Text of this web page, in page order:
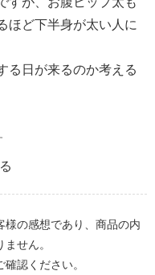
ー、ラズベリー＞摩
、ラズベリー＞素
、ラズベリー＞ネ
＞無蛍光洗剤使用
ほど下半身が太い人に
る日が来るのか考える
様の感想であり、商品の内
せん。
認ください。